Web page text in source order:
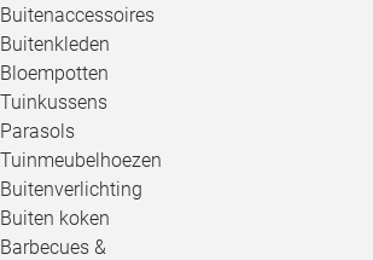
Buitenaccessoires
Buitenkleden
Bloempotten
Tuinkussens
Parasols
Tuinmeubelhoezen
Buitenverlichting
Buiten koken
Barbecues &